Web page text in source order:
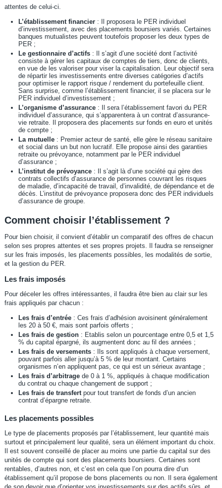
attentes de celui-ci.
L’établissement financier: Il proposera le PER individuel
d’investissement, avec des placements boursiers variés. Certaines
banques mutualistes peuvent toutefois proposer les deux types de
PER ;
Le gestionnaire d’actifs: Il s’agit d’une société dont l’activité
consiste à gérer les capitaux de comptes de tiers, donc de clients,
en vue de les valoriser pour viser la capitalisation. Leur objectif sera
de répartir les investissements entre diverses catégories d’actifs
pour optimiser le rapport risque / rendement du portefeuille client.
Sans surprise, comme l’établissement financier, il se placera sur le
PER individuel d’investissement ;
L’organisme d’assurance: Il sera l’établissement favori du PER
individuel d’assurance, qui s’apparentera à un contrat d’assurance-
vie retraite. Il proposera des placements sur fonds en euro et unités
de compte ;
La mutuelle: Premier acteur de santé, elle gère le réseau sanitaire
et social dans un but non lucratif. Elle propose ainsi des garanties
retraite ou prévoyance, notamment par le PER individuel
d’assurance ;
L’institut de prévoyance: Il s’agit là d’une société qui gère des
contrats collectifs d’assurance de personnes couvrant les risques
de maladie, d’incapacité de travail, d’invalidité, de dépendance et de
décès. L’institut de prévoyance proposera donc des PER individuels
d’assurance de groupe.
Comment choisir l’établissement ?
Pour bien choisir, il convient d’établir un comparatif des offres de chacun
selon ses propres attentes et ses propres projets. Il faudra se renseigner
sur les frais imposés, les placements possibles, les modalités de sortie,
et la gestion du PER.
Les frais imposés
Pour déceler les offres intéressantes, il faudra être bien au clair sur les
frais appliqués par chacun :
Les frais d’entrée: Ces frais d’adhésion avoisinent généralement
les 20 à 50 €, mais sont parfois offerts ;
Les frais de gestion: Etablis selon un pourcentage entre 0,5 et 1,5
% du capital épargné, ils augmentent donc au fil des années ;
Les frais de versements: Ils sont appliqués à chaque versement,
pouvant parfois aller jusqu’à 5 % de leur montant. Certains
organismes n’en appliquent pas, ce qui est un sérieux avantage ;
Les frais d’arbitragede 0 à 1 %, appliqués à chaque modification
du contrat ou chaque changement de support ;
Les frais de transfertpour tout transfert de fonds d’un ancien
contrat d’épargne retraite.
Les placements possibles
Le type de placements proposés par l’établissement, leur quantité mais
surtout et principalement leur qualité, sera un élément important du choix.
Il est souvent conseillé de placer au moins une partie du capital sur des
unités de compte qui sont des placements boursiers. Certaines sont
rentables, d’autres non, et c’est en cela que l’on pourra dire d’un
établissement qu’il propose de bons placements ou non. Il sera également